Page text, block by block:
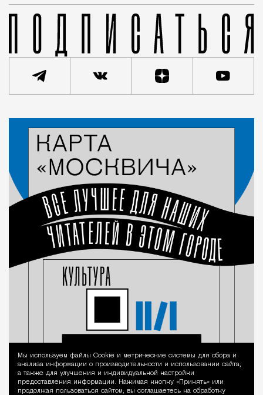
Уведомление
Мы используем файлы Сookie и метрические системы для сбора и
анализа информации о производительности и использовании сайта,
а также для улучшения и индивидуальной настройки
предоставления информации. Нажимая кнопку «Принять» или
продолжая пользоваться сайтом, вы соглашаетесь на обработку